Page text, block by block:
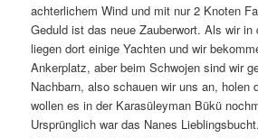
achterlichem Wind und mit nur 2 Knoten
Geduld ist das neue Zauberwort. Als wir
liegen dort einige Yachten und wir
Ankerplatz, aber beim Schwojen sind wir
Nachbarn, also schauen wir uns an, holen
wollen es in der Karasüleyman Bükü
Ursprünglich war das Nanes